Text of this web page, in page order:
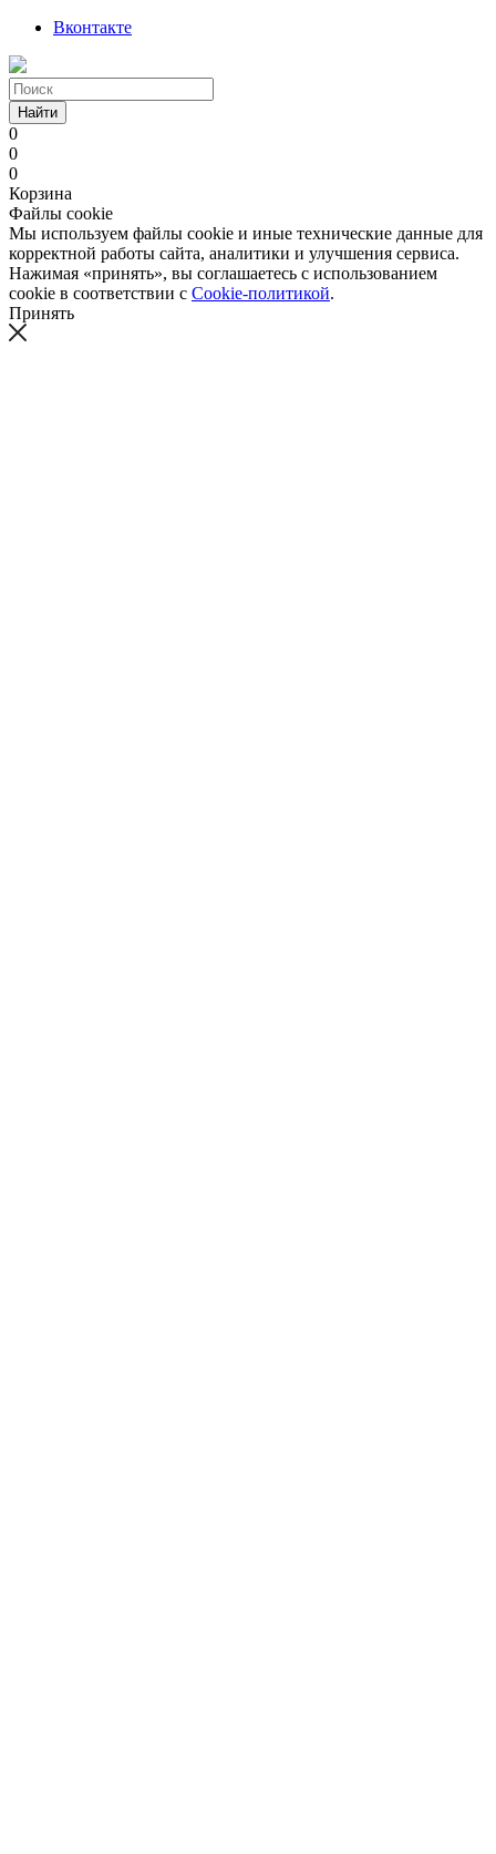
Вконтакте
Найти
0
0
0
Корзина
Файлы cookie
Мы используем файлы cookie и иные технические данные для
корректной работы сайта, аналитики и улучшения сервиса.
Нажимая «принять», вы соглашаетесь с использованием
cookie в соответствии с Cookie-политикой.
Принять